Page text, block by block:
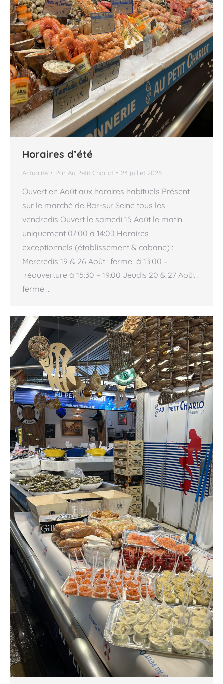
Horaires d’été
Actualité Par Au Petit Charlot 23 juillet 2026
Ouvert en Août aux horaires habituels Présent
sur le marché de Bar-sur Seine tous les
vendredis Ouvert le samedi 15 Août le matin
uniquement 07:00 à 14:00 Horaires
exceptionnels (établissement & cabane) :
Mercredis 19 & 26 Août : ferme à 13:00 –
réouverture à 15:30 – 19:00 Jeudis 20 & 27 Août :
ferme …